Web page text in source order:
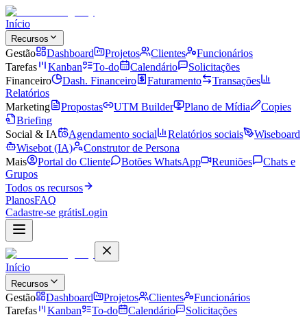
Início
Recursos
Gestão Dashboard Projetos Clientes
Funcionários
Tarefas
Kanban To-do Calendário
Solicitações
Financeiro
Dash. Financeiro Faturamento
Transações
Relatórios
Marketing
Propostas UTM Builder Plano de Mídia
Copies
Briefing
Social & IA
Agendamento social Relatórios sociais
Wiseboard
Wisebot (IA)
Construtor de Persona
Mais
Portal do Cliente Botões WhatsApp Reuniões
Chats e
Grupos
Todos os recursos
PlanosFAQ
Cadastre-se grátisLogin
Início
Recursos
Gestão Dashboard Projetos Clientes
Funcionários
Tarefas
Kanban To-do Calendário
Solicitações